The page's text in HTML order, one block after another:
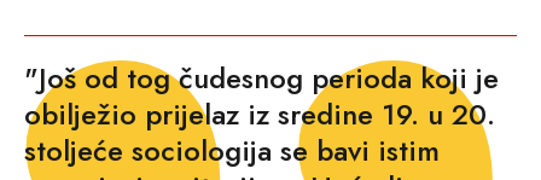
"Još od tog čudesnog perioda koji je
obilježio prijelaz iz sredine 19. u 20.
stoljeće sociologija se bavi istim